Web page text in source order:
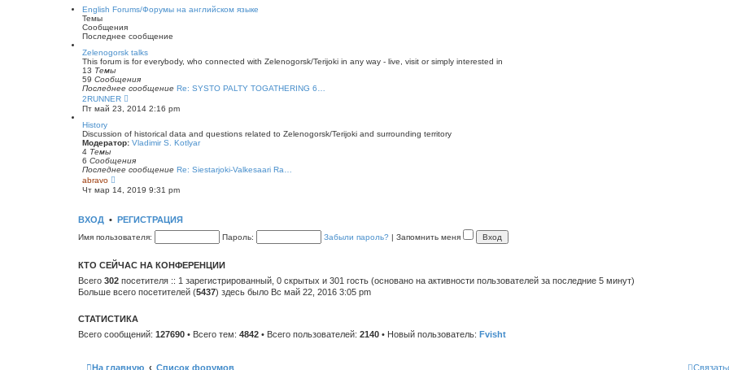
щ
и
н
м
у
о
о
б
щ
е
н
и
й
и
к
п
о
с
е
д
н
е
с
о
б
щ
н
English Forums/Форумы на английском языке
Темы
Сообщения
Последнее сообщение
Zelenogorsk talks
This forum is for everybody, who connected with Zelenogorsk/Terijoki in any way - live, visit or simply interested in
13 Темы
59 Сообщения
Последнее сообщение Re: SYSTO PALTY TOGATHERING 6…
2RUNNER
е
р
й
т
к
п
с
л
н
м
о
б
щ
и
Пт май 23, 2014 2:16 pm
History
Discussion of historical data and questions related to Zelenogorsk/Terijoki and surrounding territory
Модератор: Vladimir S. Kotlyar
4 Темы
6 Сообщения
Последнее сообщение Re: Siestarjoki-Valkesaari Ra…
abravo
е
р
т
к
о
с
л
е
д
м
с
б
Чт мар 14, 2019 9:31 pm
ВХОД • РЕГИСТРАЦИЯ
Имя пользователя: Пароль: Забыли пароль? | Запомнить меня
КТО СЕЙЧАС НА КОНФЕРЕНЦИИ
Всего 302 посетителя :: 1 зарегистрированный, 0 скрытых и 301 гость (основано на активности пользователей за последние 5 минут)
Больше всего посетителей (5437) здесь было Вс май 22, 2016 3:05 pm
СТАТИСТИКА
Всего сообщений: 127690 • Всего тем: 4842 • Всего пользователей: 2140 • Новый пользователь: Fvisht
На главную Список форумов